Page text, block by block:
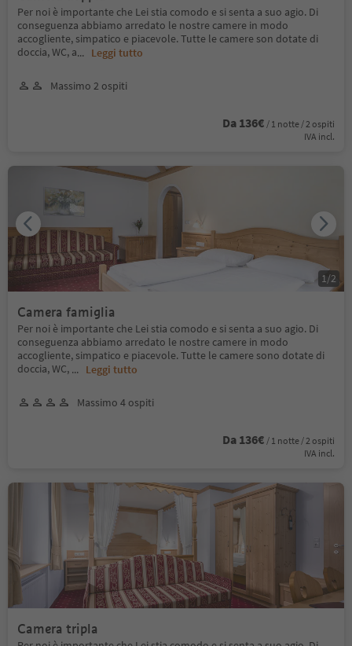
Per noi è importante che Lei stia comodo e si senta a suo agio. Di
conseguenza abbiamo arredato le nostre camere in modo
accogliente, simpatico e piacevole. Tutte le camere son dotate di
doccia, WC, a... Leggi tutto
Massimo 2 ospiti
Da 136€ / 1 notte / 2 ospiti
IVA incl.
Camera famiglia
Per noi è importante che Lei stia comodo e si senta a suo agio. Di
conseguenza abbiamo arredato le nostre camere in modo
accogliente, simpatico e piacevole. Tutte le camere sono dotate di
doccia, WC, ... Leggi tutto
Massimo 4 ospiti
Da 136€ / 1 notte / 2 ospiti
IVA incl.
1/2
Camera tripla